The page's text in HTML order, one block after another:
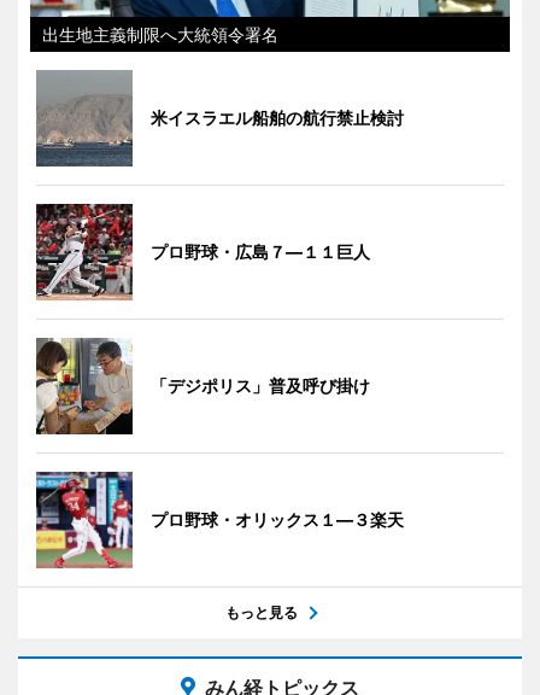
出生地主義制限へ大統領令署名
米イスラエル船舶の航行禁止検討
プロ野球・広島７―１１巨人
「デジポリス」普及呼び掛け
プロ野球・オリックス１―３楽天
もっと見る
みん経トピックス